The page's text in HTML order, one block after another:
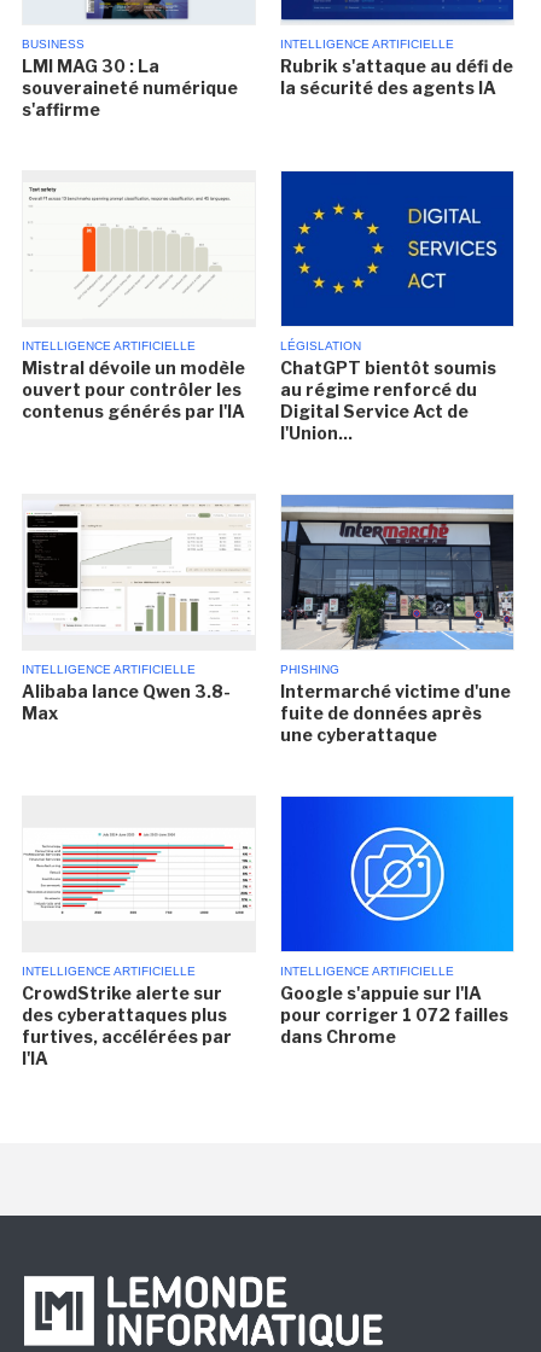
BUSINESS
LMI MAG 30 : La
souveraineté numérique
s'affirme
INTELLIGENCE ARTIFICIELLE
Rubrik s'attaque au défi de
la sécurité des agents IA
INTELLIGENCE ARTIFICIELLE
Mistral dévoile un modèle
ouvert pour contrôler les
contenus générés par l'IA
LÉGISLATION
ChatGPT bientôt soumis
au régime renforcé du
Digital Service Act de
l'Union...
INTELLIGENCE ARTIFICIELLE
Alibaba lance Qwen 3.8-
Max
PHISHING
Intermarché victime d'une
fuite de données après
une cyberattaque
INTELLIGENCE ARTIFICIELLE
CrowdStrike alerte sur
des cyberattaques plus
furtives, accélérées par
l'IA
INTELLIGENCE ARTIFICIELLE
Google s'appuie sur l'IA
pour corriger 1 072 failles
dans Chrome